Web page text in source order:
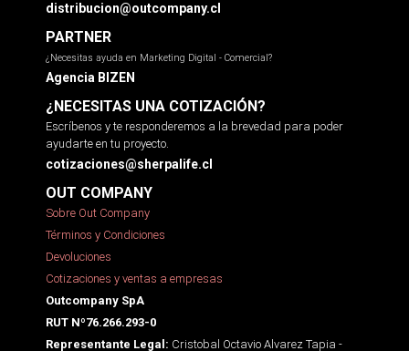
distribucion@outcompany.cl
PARTNER
¿Necesitas ayuda en Marketing Digital - Comercial?
Agencia BIZEN
¿NECESITAS UNA COTIZACIÓN?
Escríbenos y te responderemos a la brevedad para poder
ayudarte en tu proyecto.
cotizaciones@sherpalife.cl
OUT COMPANY
Sobre Out Company
Términos y Condiciones
Devoluciones
Cotizaciones y ventas a empresas
Outcompany SpA
RUT Nº76.266.293-0
Representante Legal: Cristobal Octavio Alvarez Tapia -